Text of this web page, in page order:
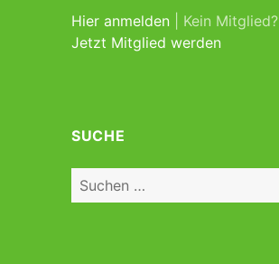
Hier anmelden | Kein Mitglied?
Jetzt Mitglied werden
SUCHE
Suchen
nach: